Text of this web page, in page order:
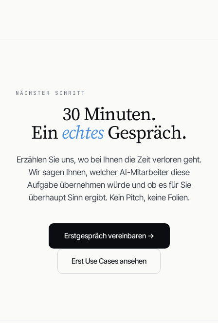
NÄCHSTER SCHRITT
30 Minuten.
EinechtesGespräch.
Erzählen Sie uns, wo bei Ihnen die Zeit verloren geht.
Wir sagen Ihnen, welcher AI-Mitarbeiter diese
Aufgabe übernehmen würde und ob es für Sie
überhaupt Sinn ergibt. Kein Pitch, keine Folien.
Erstgespräch vereinbaren →
Erst Use Cases ansehen